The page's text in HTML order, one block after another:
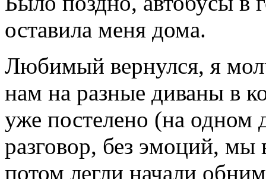
оставила меня дома.
Любимый вернулся, я
нам на разные диваны в
уже постелено (на одном
разговор, без эмоций,
потом легли начали